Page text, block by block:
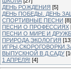
ДЕНЬ РОЖДЕНИЯ [5]
ДЕНЬ ПОБЕДЫ. ДЕНЬ
СПОРТИВНЫЕ ПЕСНИ [8]
ПЕСНИ О ПРОФЕССИЯХ
ПЕСНИ О МИРЕ И
ПРИРОДА,ЭКОЛОГИЯ
ВЫПУСКНОЙ В Д.САДУ
1 АПРЕЛЯ! [4]